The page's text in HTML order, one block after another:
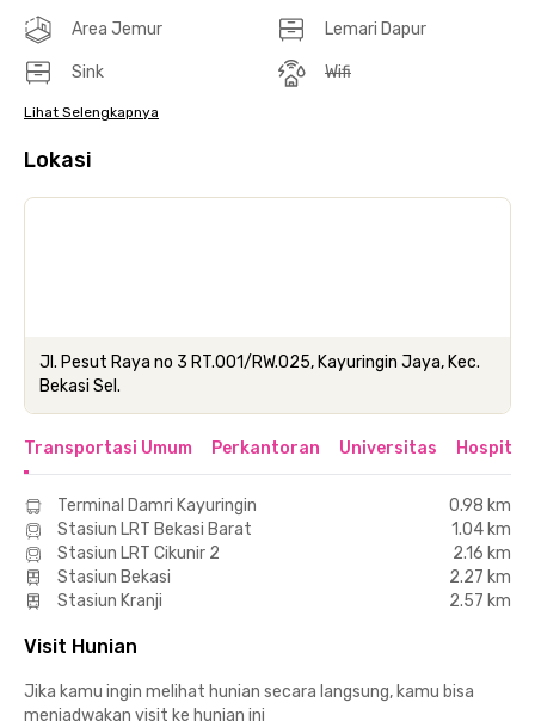
Area Jemur Lemari Dapur
Sink Wifi
Lihat Selengkapnya
Lokasi
Jl. Pesut Raya no 3 RT.001/RW.025, Kayuringin Jaya, Kec.
Bekasi Sel.
Transportasi Umum Perkantoran Universitas Hospital
Terminal Damri Kayuringin
0.98 km
Stasiun LRT Bekasi Barat
1.04 km
Stasiun LRT Cikunir 2
2.16 km
Stasiun Bekasi
2.27 km
Stasiun Kranji
2.57 km
Visit Hunian
Jika kamu ingin melihat hunian secara langsung, kamu bisa
menjadwakan visit ke hunian ini